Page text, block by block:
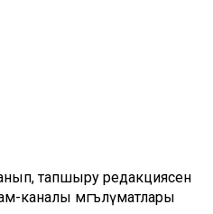
тапшыру редакциясенә
каналы мәгълүматлары